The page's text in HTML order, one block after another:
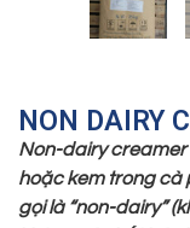
NON DAIRY
Non-dairy creamer
hoặc kem trong cà
gọi là “non-dairy”